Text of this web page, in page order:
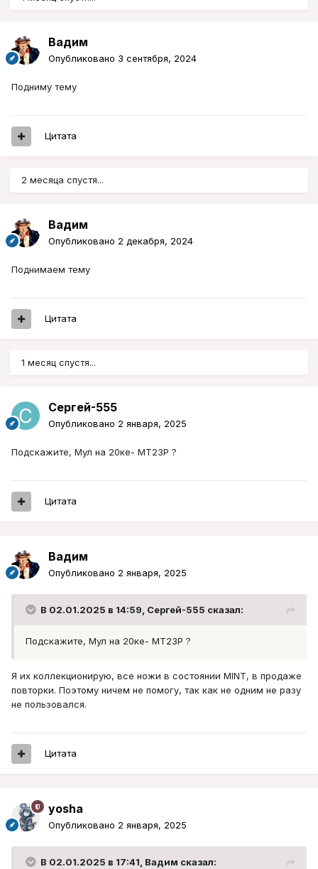
Вадим
Опубликовано 3 сентября, 2024
Подниму тему
Цитата
2 месяца спустя...
Вадим
Опубликовано 2 декабря, 2024
Поднимаем тему
Цитата
1 месяц спустя...
Сергей-555
Опубликовано 2 января, 2025
Подскажите, Мул на 20ке- МТ23Р ?
Цитата
Вадим
Опубликовано 2 января, 2025
В 02.01.2025 в 14:59, Сергей-555 сказал:
Подскажите, Мул на 20ке- МТ23Р ?
Я их коллекционирую, все ножи в состоянии MINT, в продаже
повторки. Поэтому ничем не помогу, так как не одним не разу
не пользовался.
Цитата
yosha
Опубликовано 2 января, 2025
В 02.01.2025 в 17:41, Вадим сказал: